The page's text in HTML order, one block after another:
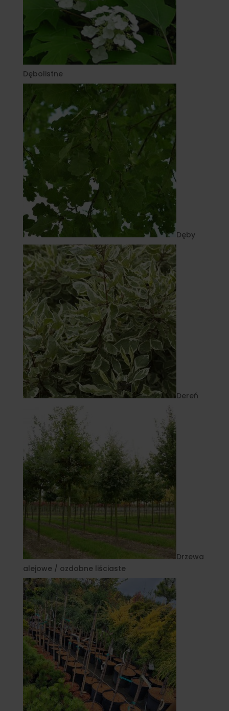
Dębolistne
Dęby
Dereń
Drzewa
alejowe / ozdobne liściaste